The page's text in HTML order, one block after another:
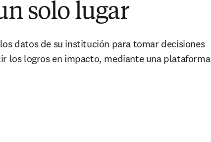
solo lugar
datos de su institución para tomar decisiones
los logros en impacto, mediante una plataforma